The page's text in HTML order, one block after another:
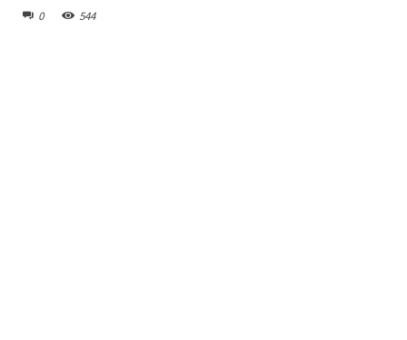
0 544